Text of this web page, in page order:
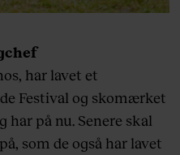
har lavet et
Festival og skomærket
har på nu. Senere skal
som de også har lavet